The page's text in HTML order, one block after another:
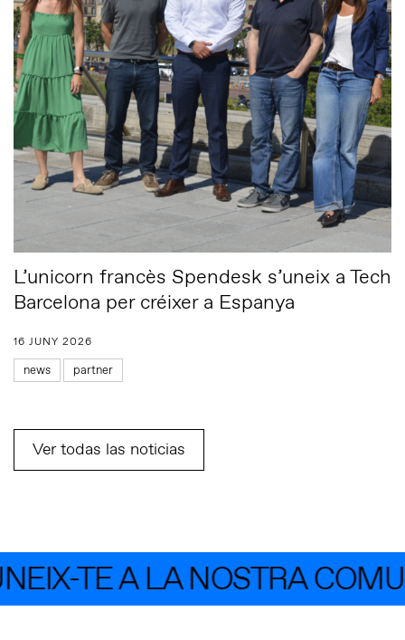
L’unicorn francès Spendesk s’uneix a Tech
Barcelona per créixer a Espanya
16 JUNY 2026
news partner
Ver todas las noticias
TE A LA NOSTRA